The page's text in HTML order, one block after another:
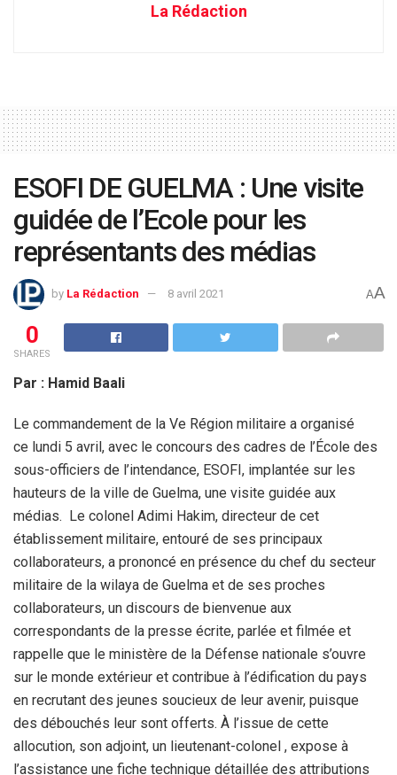
La Rédaction
ESOFI DE GUELMA : Une visite
guidée de l’Ecole pour les
représentants des médias
by La Rédaction 8 avril 2021 AA
0
SHARES
Par : Hamid Baali
Le commandement de la Ve Région militaire a organisé
ce lundi 5 avril, avec le concours des cadres de l’École des
sous-officiers de l’intendance, ESOFI, implantée sur les
hauteurs de la ville de Guelma, une visite guidée aux
médias. Le colonel Adimi Hakim, directeur de cet
établissement militaire, entouré de ses principaux
collaborateurs, a prononcé en présence du chef du secteur
militaire de la wilaya de Guelma et de ses proches
collaborateurs, un discours de bienvenue aux
correspondants de la presse écrite, parlée et filmée et
rappelle que le ministère de la Défense nationale s’ouvre
sur le monde extérieur et contribue à l’édification du pays
en recrutant des jeunes soucieux de leur avenir, puisque
des débouchés leur sont offerts. À l’issue de cette
allocution, son adjoint, un lieutenant-colonel , expose à
l’assistance une fiche technique détaillée des attributions